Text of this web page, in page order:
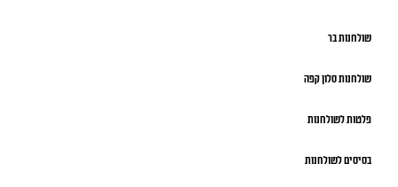
שולחנות בר
שולחנות סלון קפה
פלטות לשולחנות
בסיסים לשולחנות